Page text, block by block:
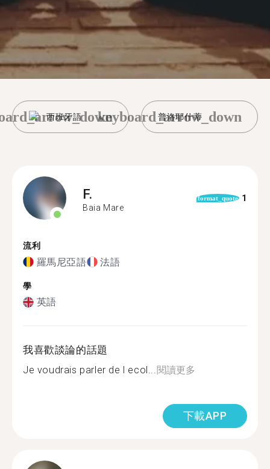
西班牙語 普洛耶什蒂
keyboard_arrow_down
F.
Baia Mare
format_quote 1
流利
羅馬尼亞語 法語
學
英語
我喜歡談論的話題
Je voudrais parler de l ecol...閱讀更多
下載APP